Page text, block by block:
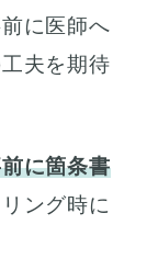
に医師へ
夫を期待
に箇条書
ング時に